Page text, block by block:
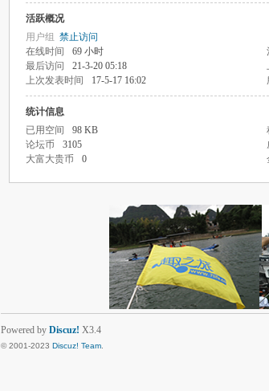
活跃概况
用户组 禁止访问
在线时间
69 小时
最后访问
21-3-20 05:18
上次发表时间
17-5-17 16:02
统计信息
已用空间
98 KB
论坛币
3105
大富大贵币
0
Powered by Discuz! X3.4
© 2001-2023 Discuz! Team